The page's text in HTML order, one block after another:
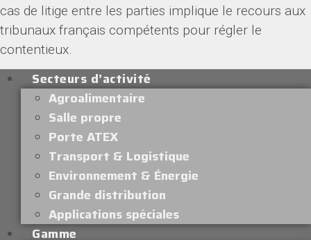
cas de litige entre les parties implique le recours aux
tribunaux français compétents pour régler le
contentieux.
Secteurs d’activité
Agroalimentaire
Salle propre
Porte ATEX
Transport & Logistique
Environnement & Énergie
Grande distribution
Applications spéciales
Gamme